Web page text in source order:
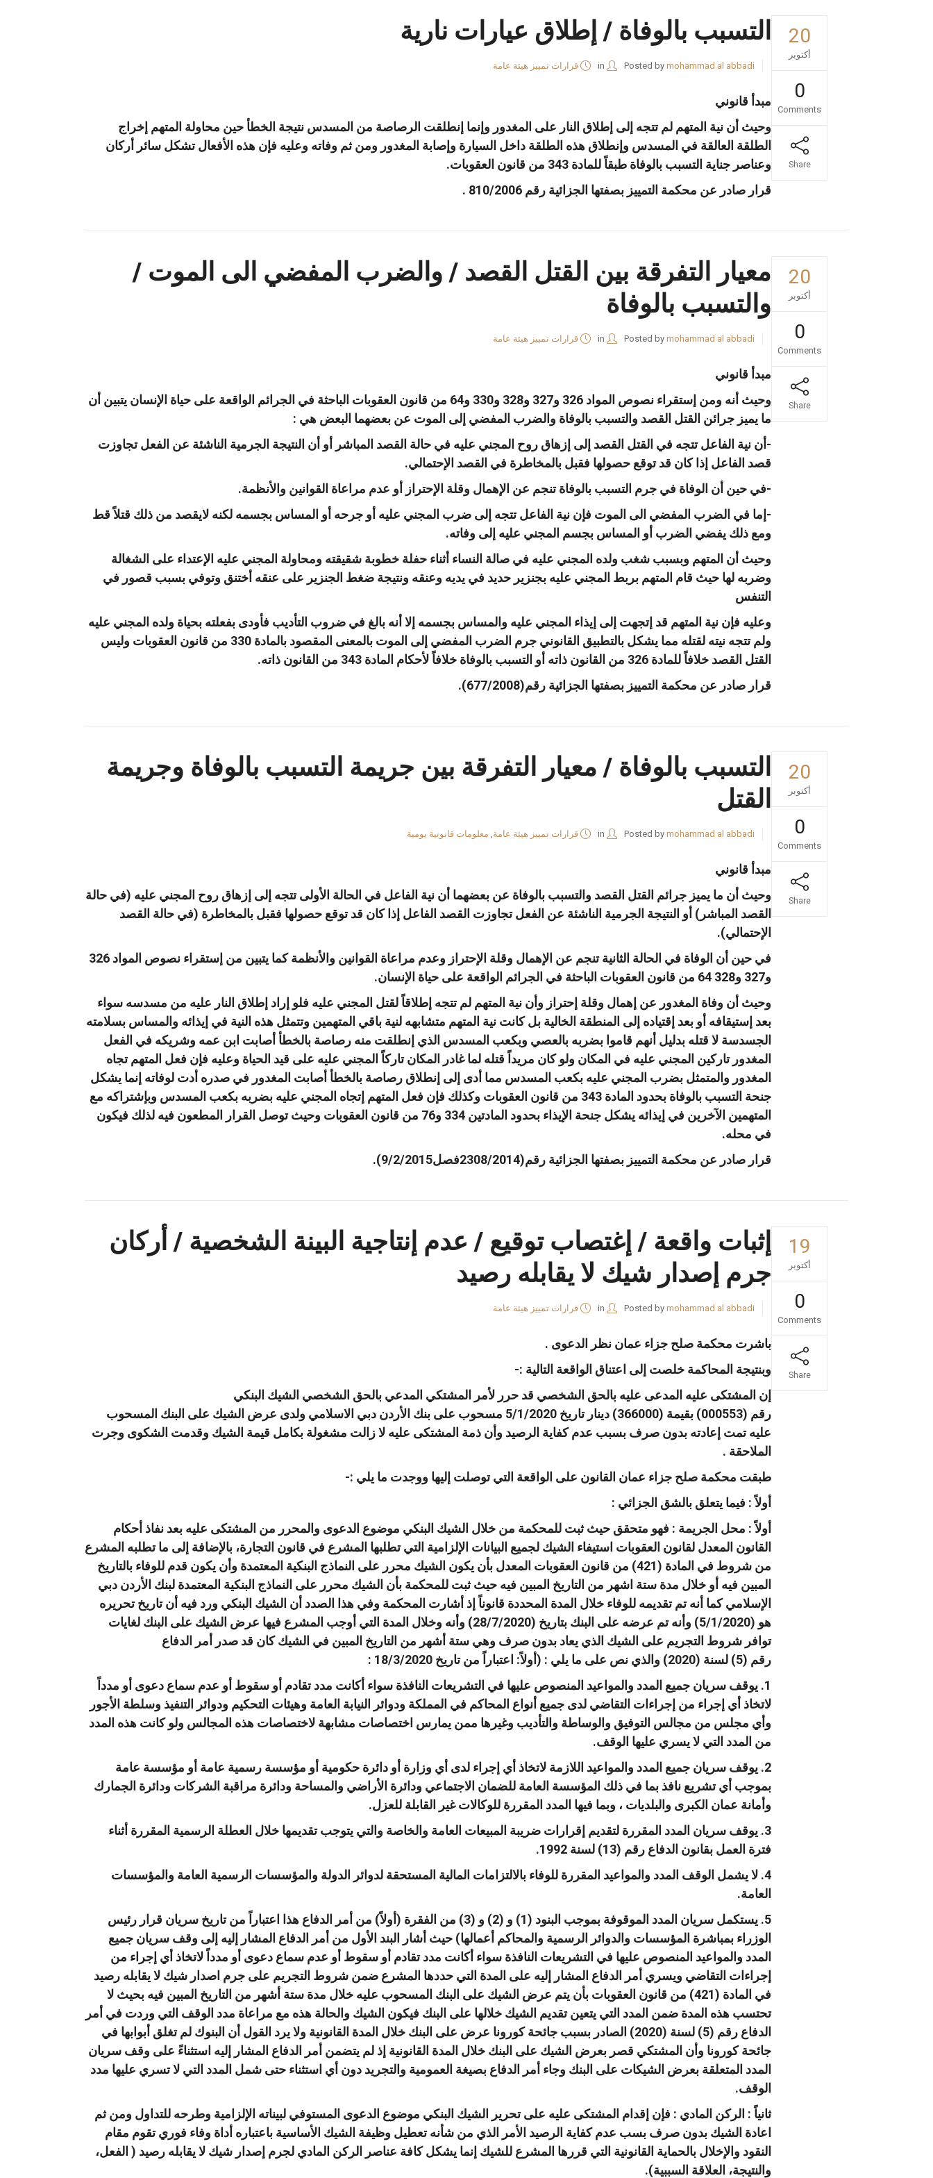
20
أكتوبر
0
Comments
Share
التسبب بالوفاة / إطلاق عيارات نارية
Posted by mohammad al abbadi
in قرارات تمييز هيئة عامة
مبدأ قانوني
وحيث أن نية المتهم لم تتجه إلى إطلاق النار على المغدور وإنما إنطلقت الرصاصة من المسدس نتيجة الخطأ حين محاولة المتهم إخراج
الطلقة العالقة في المسدس وإنطلاق هذه الطلقة داخل السيارة وإصابة المغدور ومن ثم وفاته وعليه فإن هذه الأفعال تشكل سائر أركان
وعناصر جناية التسبب بالوفاة طبقاً للمادة 343 من قانون العقوبات.
قرار صادر عن محكمة التمييز بصفتها الجزائية رقم 810/2006 .
20
أكتوبر
0
Comments
Share
معيار التفرقة بين القتل القصد / والضرب المفضي الى الموت /
والتسبب بالوفاة
Posted by mohammad al abbadi
in قرارات تمييز هيئة عامة
مبدأ قانوني
وحيث أنه ومن إستقراء نصوص المواد 326 و327 و328 و330 و64 من قانون العقوبات الباحثة في الجرائم الواقعة على حياة الإنسان يتبين أن
ما يميز جرائن القتل القصد والتسبب بالوفاة والضرب المفضي إلى الموت عن بعضهما البعض هي :
-أن نية الفاعل تتجه في القتل القصد إلى إزهاق روح المجني عليه في حالة القصد المباشر أو أن النتيجة الجرمية الناشئة عن الفعل تجاوزت
قصد الفاعل إذا كان قد توقع حصولها فقبل بالمخاطرة في القصد الإحتمالي.
-في حين أن الوفاة في جرم التسبب بالوفاة تنجم عن الإهمال وقلة الإحتراز أو عدم مراعاة القوانين والأنظمة.
-إما في الضرب المفضي الى الموت فإن نية الفاعل تتجه إلى ضرب المجني عليه أو جرحه أو المساس بجسمه لكنه لايقصد من ذلك قتلاً قط
ومع ذلك يفضي الضرب أو المساس بجسم المجني عليه إلى وفاته.
وحيث أن المتهم وبسبب شغب ولده المجني عليه في صالة النساء أثناء حفلة خطوبة شقيقته ومحاولة المجني عليه الإعتداء على الشغالة
وضربه لها حيث قام المتهم بربط المجني عليه بجنزير حديد في يديه وعنقه ونتيجة ضغط الجنزير على عنقه أختنق وتوفي بسبب قصور في
التنفس
وعليه فإن نية المتهم قد إتجهت إلى إيذاء المجني عليه والمساس بجسمه إلا أنه بالغ في ضروب التأديب فأودى بفعلته بحياة ولده المجني عليه
ولم تتجه نيته لقتله مما يشكل بالتطبيق القانوني جرم الضرب المفضي إلى الموت بالمعنى المقصود بالمادة 330 من قانون العقوبات وليس
القتل القصد خلافاً للمادة 326 من القانون ذاته أو التسبب بالوفاة خلافاً لأحكام المادة 343 من القانون ذاته.
قرار صادر عن محكمة التمييز بصفتها الجزائية رقم(677/2008).
20
أكتوبر
0
Comments
Share
التسبب بالوفاة / معيار التفرقة بين جريمة التسبب بالوفاة وجريمة
القتل
Posted by mohammad al abbadi
in قرارات تمييز هيئة عامة, معلومات قانونية يومية
مبدأ قانوني
وحيث أن ما يميز جرائم القتل القصد والتسبب بالوفاة عن بعضهما أن نية الفاعل في الحالة الأولى تتجه إلى إزهاق روح المجني عليه (في حالة
القصد المباشر) أو النتيجة الجرمية الناشئة عن الفعل تجاوزت القصد الفاعل إذا كان قد توقع حصولها فقبل بالمخاطرة (في حالة القصد
الإحتمالي).
في حين أن الوفاة في الحالة الثانية تنجم عن الإهمال وقلة الإحتراز وعدم مراعاة القوانين والأنظمة كما يتبين من إستقراء نصوص المواد 326
و327 و328 64 من قانون العقوبات الباحثة في الجرائم الواقعة على حياة الإنسان.
وحيث أن وفاة المغدور عن إهمال وقلة إحتراز وأن نية المتهم لم تتجه إطلاقاً لقتل المجني عليه فلو إراد إطلاق النار عليه من مسدسه سواء
بعد إستيقافه أو بعد إقتياده إلى المنطقة الخالية بل كانت نية المتهم متشابهه لنية باقي المتهمين وتتمثل هذه النية في إيذائه والمساس بسلامته
الجسدسة لا قتله بدليل أنهم قاموا بضربه بالعصي وبكعب المسدس الذي إنطلقت منه رصاصة بالخطأ أصابت ابن عمه وشريكه في الفعل
المغدور تاركين المجني عليه في المكان ولو كان مريداً قتله لما غادر المكان تاركاً المجني عليه على قيد الحياة وعليه فإن فعل المتهم تجاه
المغدور والمتمثل بضرب المجني عليه بكعب المسدس مما أدى إلى إنطلاق رصاصة بالخطأ أصابت المغدور في صدره أدت لوفاته إنما يشكل
جنحة التسبب بالوفاة بحدود المادة 343 من قانون العقوبات وكذلك فإن فعل المتهم إتجاه المجني عليه بضربه بكعب المسدس وبإشتراكه مع
المتهمين الآخرين في إيذائه يشكل جنحة الإيذاء بحدود المادتين 334 و76 من قانون العقوبات وحيث توصل القرار المطعون فيه لذلك فيكون
في محله.
قرار صادر عن محكمة التمييز بصفتها الجزائية رقم(2308/2014فصل9/2/2015).
19
أكتوبر
0
Comments
Share
إثبات واقعة / إغتصاب توقيع / عدم إنتاجية البينة الشخصية / أركان
جرم إصدار شيك لا يقابله رصيد
Posted by mohammad al abbadi
in قرارات تمييز هيئة عامة
باشرت محكمة صلح جزاء عمان نظر الدعوى .
وبنتيجة المحاكمة خلصت إلى اعتناق الواقعة التالية :-
إن المشتكى عليه المدعى عليه بالحق الشخصي قد حرر لأمر المشتكي المدعي بالحق الشخصي الشيك البنكي
رقم (000553) بقيمة (366000) دينار تاريخ 5/1/2020 مسحوب على بنك الأردن دبي الاسلامي ولدى عرض الشيك على البنك المسحوب
عليه تمت إعادته بدون صرف بسبب عدم كفاية الرصيد وأن ذمة المشتكى عليه لا زالت مشغولة بكامل قيمة الشيك وقدمت الشكوى وجرت
الملاحقة .
طبقت محكمة صلح جزاء عمان القانون على الواقعة التي توصلت إليها ووجدت ما يلي :-
أولاً: فيما يتعلق بالشق الجزائي :
أولاً: محل الجريمة : فهو متحقق حيث ثبت للمحكمة من خلال الشيك البنكي موضوع الدعوى والمحرر من المشتكى عليه بعد نفاذ أحكام
القانون المعدل لقانون العقوبات استيفاء الشيك لجميع البيانات الإلزامية التي تطلبها المشرع في قانون التجارة، بالإضافة إلى ما تطلبه المشرع
من شروط في المادة (421)
من قانون العقوبات المعدل بأن يكون الشيك محرر على النماذج البنكية المعتمدة وأن يكون قدم للوفاء بالتاريخ
المبين فيه أو خلال مدة ستة اشهر من التاريخ المبين فيه حيث ثبت للمحكمة بأن الشيك محرر على النماذج البنكية المعتمدة لبنك الأردن دبي
الإسلامي كما أنه تم تقديمه للوفاء خلال المدة المحددة قانوناً إذ أشارت المحكمة وفي هذا الصدد أن الشيك البنكي ورد فيه أن تاريخ تحريره
هو (5/1/2020) وأنه تم عرضه على البنك بتاريخ (28/7/2020)
وأنه وخلال المدة التي أوجب المشرع فيها عرض الشيك على البنك لغايات
توافر شروط التجريم على الشيك الذي يعاد بدون صرف وهي ستة أشهر من التاريخ المبين في الشيك كان قد صدر أمر الدفاع
رقم (5) لسنة (2020) والذي نص على ما يلي : (أولاً: اعتباراً من تاريخ 18/3/2020 :
1. يوقف سريان جميع المدد والمواعيد المنصوص عليها في التشريعات النافذة سواء أكانت مدد تقادم أو سقوط أو عدم سماع دعوى أو مدداً
لاتخاذ أي إجراء من إجراءات التقاضي لدى جميع أنواع المحاكم في المملكة ودوائر النيابة العامة وهيئات التحكيم ودوائر التنفيذ وسلطة الأجور
وأي مجلس من مجالس التوفيق والوساطة والتأديب وغيرها ممن يمارس اختصاصات مشابهة لاختصاصات هذه المجالس ولو كانت هذه المدد
من المدد التي لا يسري عليها الوقف.
2. يوقف سريان جميع المدد والمواعيد اللازمة لاتخاذ أي إجراء لدى أي وزارة أو دائرة حكومية أو مؤسسة رسمية عامة أو مؤسسة عامة
بموجب أي تشريع نافذ بما في ذلك المؤسسة العامة للضمان الاجتماعي ودائرة الأراضي والمساحة ودائرة مراقبة الشركات ودائرة الجمارك
وأمانة عمان الكبرى والبلديات ، وبما فيها المدد المقررة للوكالات غير القابلة للعزل.
3. يوقف سريان المدد المقررة لتقديم إقرارات ضريبة المبيعات العامة والخاصة والتي يتوجب تقديمها خلال العطلة الرسمية المقررة أثناء
فترة العمل بقانون الدفاع رقم (13) لسنة 1992.
4. لا يشمل الوقف المدد والمواعيد المقررة للوفاء بالالتزامات المالية المستحقة لدوائر الدولة والمؤسسات الرسمية العامة والمؤسسات
العامة.
5. يستكمل سريان المدد الموقوفة بموجب البنود (1) و (2) و (3) من الفقرة (أولاً) من أمر الدفاع هذا اعتباراً من تاريخ سريان قرار رئيس
الوزراء بمباشرة المؤسسات والدوائر الرسمية والمحاكم أعمالها) حيث أشار البند الأول من أمر الدفاع المشار إليه إلى وقف سريان جميع
المدد والمواعيد المنصوص عليها في التشريعات النافذة سواء أكانت مدد تقادم أو سقوط أو عدم سماع دعوى أو مدداً لاتخاذ أي إجراء من
إجراءات التقاضي ويسري أمر الدفاع المشار إليه على المدة التي حددها المشرع ضمن شروط التجريم على جرم اصدار شيك لا يقابله رصيد
في المادة (421)
من قانون العقوبات بأن يتم عرض الشيك على البنك المسحوب عليه خلال مدة ستة أشهر من التاريخ المبين فيه بحيث لا
تحتسب هذه المدة ضمن المدد التي يتعين تقديم الشيك خلالها على البنك فيكون الشيك والحالة هذه مع مراعاة مدد الوقف التي وردت في أمر
الدفاع رقم (5) لسنة (2020)
الصادر بسبب جائحة كورونا عرض على البنك خلال المدة القانونية ولا يرد القول أن البنوك لم تغلق أبوابها في
جائحة كورونا وأن المشتكي قصر بعرض الشيك على البنك خلال المدة القانونية إذ لم يتضمن أمر الدفاع المشار إليه استثناءً على وقف سريان
المدد المتعلقة بعرض الشيكات على البنك وجاء أمر الدفاع بصيغة العمومية والتجريد دون أي استثناء حتى شمل المدد التي لا تسري عليها مدد
الوقف.
ثانياً : الركن المادي : فإن إقدام المشتكى عليه على تحرير الشيك البنكي موضوع الدعوى المستوفي لبيناته الإلزامية وطرحه للتداول ومن ثم
اعادة الشيك بدون صرف بسب عدم كفاية الرصيد الأمر الذي من شأنه تعطيل وظيفة الشيك الأساسية باعتباره أداة وفاء فوري تقوم مقام
النقود والإخلال بالحماية القانونية التي قررها المشرع للشيك إنما يشكل كافة عناصر الركن المادي لجرم إصدار شيك لا يقابله رصيد ( الفعل،
والنتيجة، العلاقة السببية).